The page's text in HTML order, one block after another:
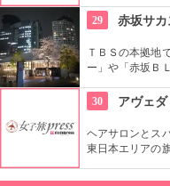
注目を浴びるア
29 赤坂サカ
ＴＢＳの本拠地
ー」や「赤坂Ｂ
30
アヴェ
ヘアサロンとス
東日本エリアの
豊かな時間の中